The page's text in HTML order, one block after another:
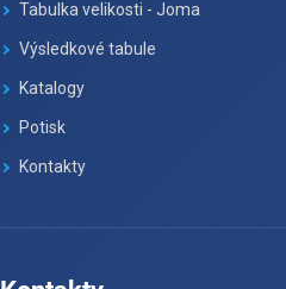
Tabulka velikosti - Joma
Výsledkové tabule
Katalogy
Potisk
Kontakty